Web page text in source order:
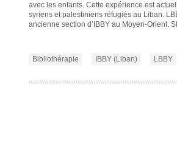
avec les enfants. Cette expérience est
syriens et palestiniens réfugiés au Liban.
ancienne section d’IBBY au Moyen-Orient.
Bibliothérapie IBBY (Liban) LBBY